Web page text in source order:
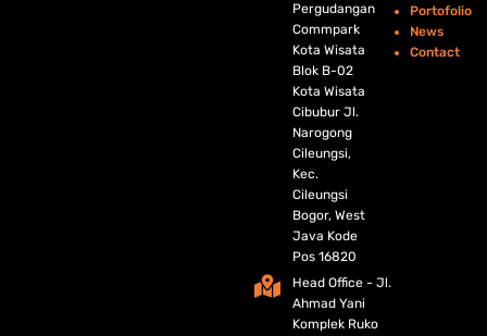
Pergudangan
Commpark
Kota Wisata
Blok B-02
Kota Wisata
Cibubur Jl.
Narogong
Cileungsi,
Kec.
Cileungsi
Bogor, West
Java Kode
Pos 16820
Head Office - Jl.
Ahmad Yani
Komplek Ruko
Portofolio
News
Contact